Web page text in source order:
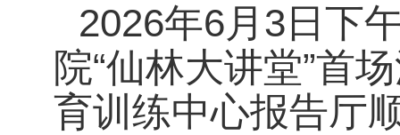
2026年6月 3 日下
院“仙林大讲堂”首
育训练中心报告厅